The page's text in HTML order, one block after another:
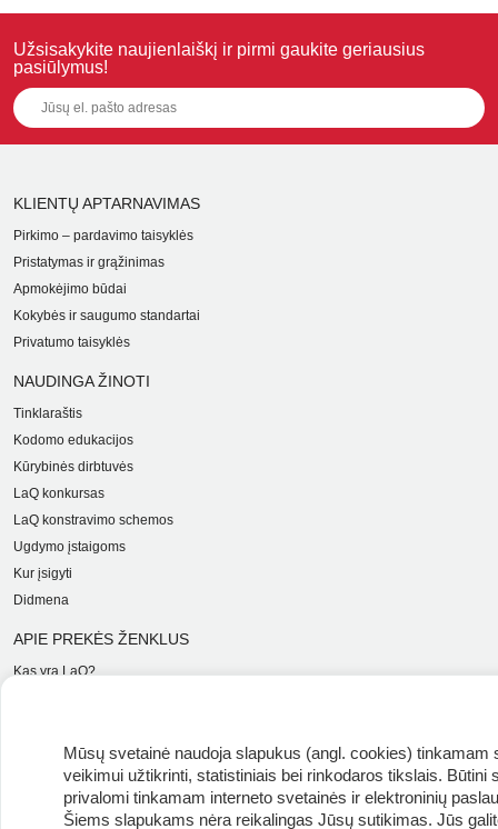
Užsisakykite naujienlaiškį ir pirmi gaukite geriausius
pasiūlymus!
KLIENTŲ APTARNAVIMAS
Pirkimo – pardavimo taisyklės
Pristatymas ir grąžinimas
Apmokėjimo būdai
Kokybės ir saugumo standartai
Privatumo taisyklės
NAUDINGA ŽINOTI
Tinklaraštis
Kodomo edukacijos
Kūrybinės dirbtuvės
LaQ konkursas
LaQ konstravimo schemos
Ugdymo įstaigoms
Kur įsigyti
Didmena
APIE PREKĖS ŽENKLUS
Kas yra LaQ?
MARVY UCHIDA kanceliarija
Kiti prekiniai ženklai
PARDUOTUVĖS INFORMACIJA
Mūsų svetainė naudoja slapukus (angl. cookies) tinkamam
veikimui užtikrinti, statistiniais bei rinkodaros tikslais. Būtini
privalomi tinkamam interneto svetainės ir elektroninių
Šiems slapukams nėra reikalingas Jūsų sutikimas. Jūs